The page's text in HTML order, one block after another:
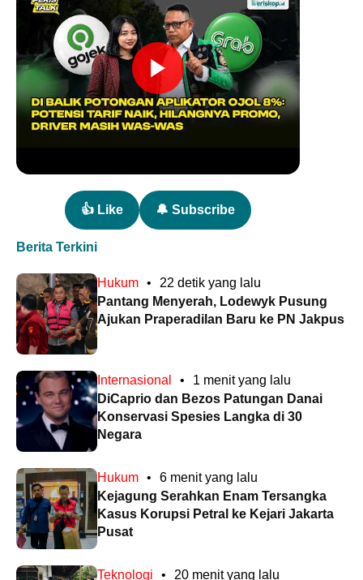
👍 Like 🔔 Subscribe
Berita Terkini
Hukum •
22 detik yang lalu
Pantang Menyerah, Lodewyk Pusung
Ajukan Praperadilan Baru ke PN Jakpus
Internasional •
1 menit yang lalu
DiCaprio dan Bezos Patungan Danai
Konservasi Spesies Langka di 30
Negara
Hukum •
6 menit yang lalu
Kejagung Serahkan Enam Tersangka
Kasus Korupsi Petral ke Kejari Jakarta
Pusat
Teknologi • 20 menit yang lalu